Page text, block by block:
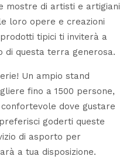
mostre di artisti e artigiani
loro opere e creazioni
tipici ti inviterà a
di questa terra generosa.
Un ampio stand
fino a 1500 persone,
dove gustare
goderti queste
di asporto per
a tua disposizione.